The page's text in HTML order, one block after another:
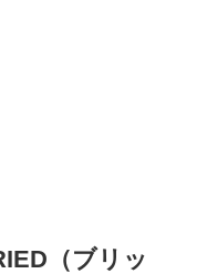
（ブリッ